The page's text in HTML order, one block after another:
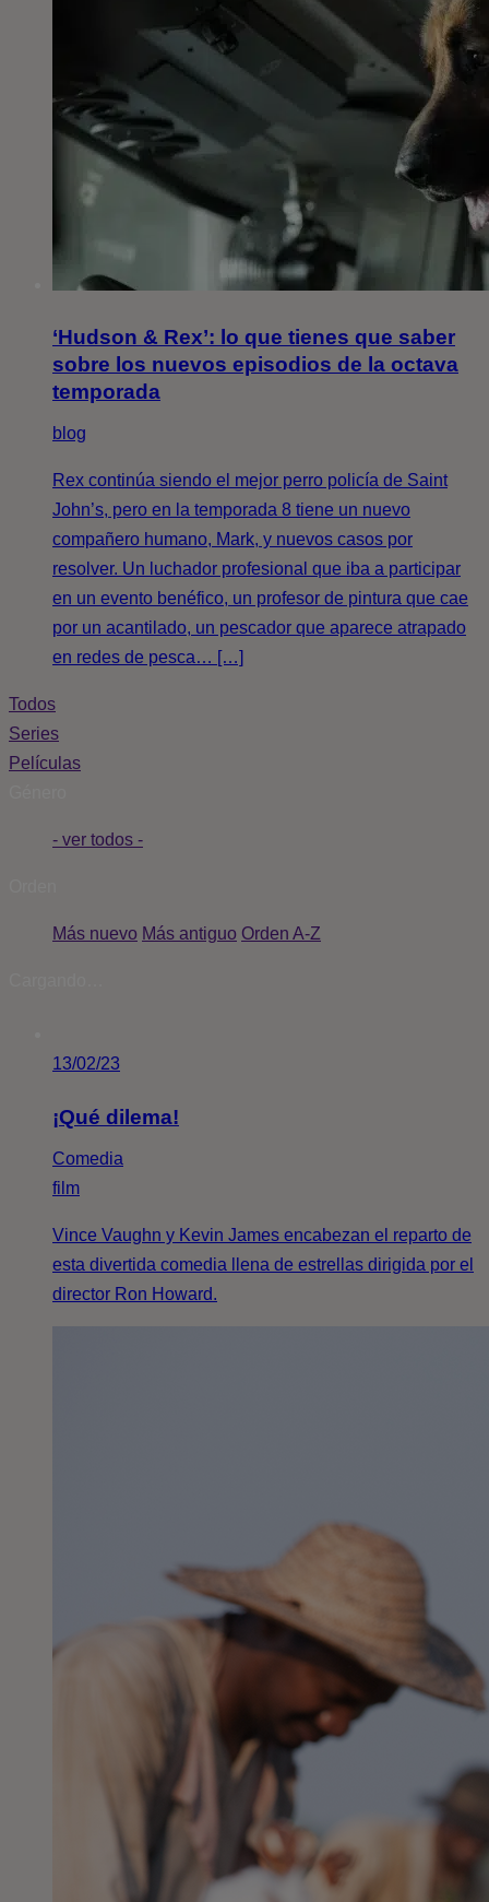
‘Hudson & Rex’: lo que tienes que saber
sobre los nuevos episodios de la octava
temporada
blog
Rex continúa siendo el mejor perro policía de Saint
John’s, pero en la temporada 8 tiene un nuevo
compañero humano, Mark, y nuevos casos por
resolver. Un luchador profesional que iba a participar
en un evento benéfico, un profesor de pintura que cae
por un acantilado, un pescador que aparece atrapado
en redes de pesca… […]
Todos
Series
Películas
- ver todos -
Más nuevo Más antiguo Orden A-Z
13/02/23
¡Qué dilema!
Comedia
film
Vince Vaughn y Kevin James encabezan el reparto de
esta divertida comedia llena de estrellas dirigida por el
director Ron Howard.